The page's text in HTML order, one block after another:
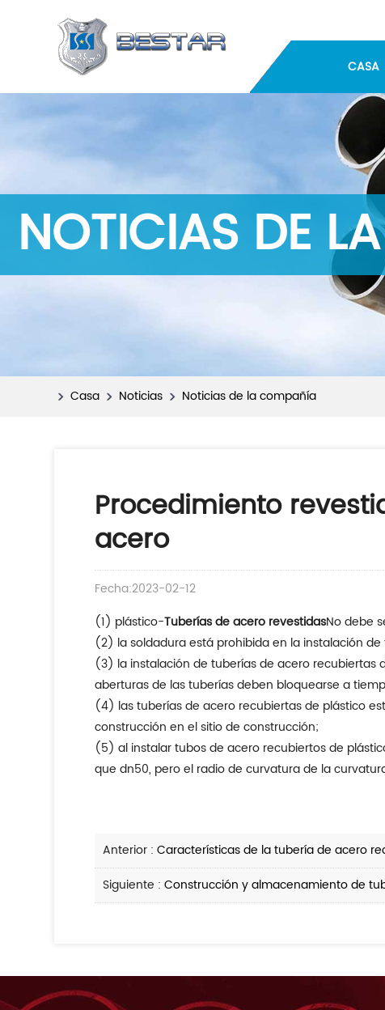
CASA
NOTICIAS DE
Casa Noticias Noticias de la compañía
Procedimiento
acero
Fecha:2023-02-12
(1) plástico-Tuberías de acero revestidasNo debe
(2) la soldadura está prohibida en la instalación
(3) la instalación de tuberías de acero
aberturas de las tuberías deben bloquearse a
(4) las tuberías de acero recubiertas de plástico
construcción en el sitio de construcción;
(5) al instalar tubos de acero recubiertos de
que dn50, pero el radio de curvatura de la
Anterior :Características de la tubería de acero
Siguiente :Construcción y almacenamiento de